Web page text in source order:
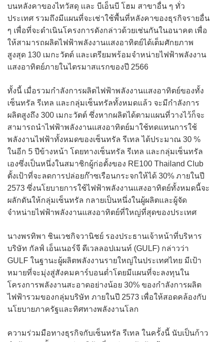
บนหลังคาของไทวัสดุ และ บีเอ็นบี โฮม สาขาอื่น ๆ ทั่ว
ประเทศ รวมถึงมีแผนที่จะเช่าใช้พื้นที่หลังคาของธุรกิจรายอื่น
ๆ เพื่อที่จะดำเนินโครงการดังกล่าวด้วยเช่นกันในอนาคต เพื่อ
ให้สามารถผลิตไฟฟ้าพลังงานแสงอาทิตย์ได้เต็มศักยภาพ
สูงสุด 130 เมกะวัตต์ และเตรียมพร้อมจำหน่ายไฟฟ้าพลังงาน
แสงอาทิตย์ภายในไตรมาสแรกของปี 2566
ทั้งนี้ เมื่อรวมกำลังการผลิตไฟฟ้าพลังงานแสงอาทิตย์ของทั้ง
เซ็นทรัล รีเทล และกลุ่มเซ็นทรัลทั้งหมดแล้ว จะมีกำลังการ
ผลิตสูงถึง 300 เมกะวัตต์ ซึ่งหากผลิตได้ตามแผนที่วางไว้ก็จะ
สามารถนำไฟฟ้าพลังงานแสงอาทิตย์มาใช้ทดแทนการใช้
พลังงานไฟฟ้าทั้งหมดของเซ็นทรัล รีเทล ได้ประมาณ 30 %
ในอีก 5 ปีข้างหน้า โดยทางเซ็นทรัล รีเทล และกลุ่มเซ็นทรัล
เองซึ่งเป็นหนึ่งในสมาชิกผู้ก่อตั้งของ RE100 Thailand Club
ตั้งเป้าที่จะลดการปล่อยก๊าซเรือนกระจกให้ได้ 30% ภายในปี
2573 ซึ่งนโยบายการใช้ไฟฟ้าพลังงานแสงอาทิตย์ทั้งหมดนี้จะ
ผลักดันให้กลุ่มเซ็นทรัล กลายเป็นหนึ่งในผู้ผลิตและผู้จัด
จำหน่ายไฟฟ้าพลังงานแสงอาทิตย์ที่ใหญ่ที่สุดของประเทศ
นางพรทิพา ชินเวชกิจวานิชย์ รองประธานเจ้าหน้าที่บริหาร
บริษัท กัลฟ์ เอ็นเนอร์จี ดีเวลลอปเมนท์ (GULF) กล่าวว่า
GULF ในฐานะผู้ผลิตพลังงานรายใหญ่ในประเทศไทย มีเป้า
หมายที่จะมุ่งสู่สังคมคาร์บอนต่ำโดยมีแผนที่จะลงทุนใน
โครงการพลังงานสะอาดอย่างน้อย 30% ของกำลังการผลิต
ไฟฟ้ารวมของกลุ่มบริษัท ภายในปี 2573 เพื่อให้สอดคล้องกับ
นโยบายภาครัฐและทิศทางพลังงานโลก
ความร่วมมือทางธุรกิจกับเซ็นทรัล รีเทล ในครั้งนี้ นับเป็นก้าว